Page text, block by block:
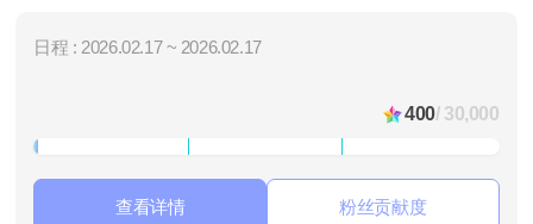
日程 : 2026.02.17 ~ 2026.02.17
400/ 30,000
查看详情 粉丝贡献度